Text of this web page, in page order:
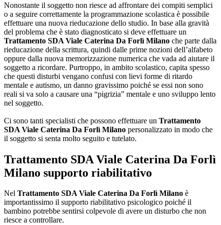
Nonostante il soggetto non riesce ad affrontare dei compiti semplici
o a seguire correttamente la programmazione scolastica è possibile
effettuare una nuova rieducazione dello studio. In base alla gravità
del problema che è stato diagnosticato si deve effettuare un
Trattamento SDA Viale Caterina Da Forlì Milano che parte dalla
rieducazione della scrittura, quindi dalle prime nozioni dell’alfabeto
oppure dalla nuova memorizzazione numerica che vada ad aiutare il
soggetto a ricordare. Purtroppo, in ambito scolastico, capita spesso
che questi disturbi vengano confusi con lievi forme di ritardo
mentale e autismo, un danno gravissimo poiché se essi non sono
reali si va solo a causare una “pigrizia” mentale e uno sviluppo lento
nel soggetto.
Ci sono tanti specialisti che possono effettuare un Trattamento
SDA Viale Caterina Da Forlì Milano personalizzato in modo che
il soggetto si senta molto seguito e tutelato.
Trattamento SDA Viale Caterina Da Forlì
Milano supporto riabilitativo
Nel Trattamento SDA Viale Caterina Da Forlì Milano è
importantissimo il supporto riabilitativo psicologico poiché il
bambino potrebbe sentirsi colpevole di avere un disturbo che non
riesce a controllare.